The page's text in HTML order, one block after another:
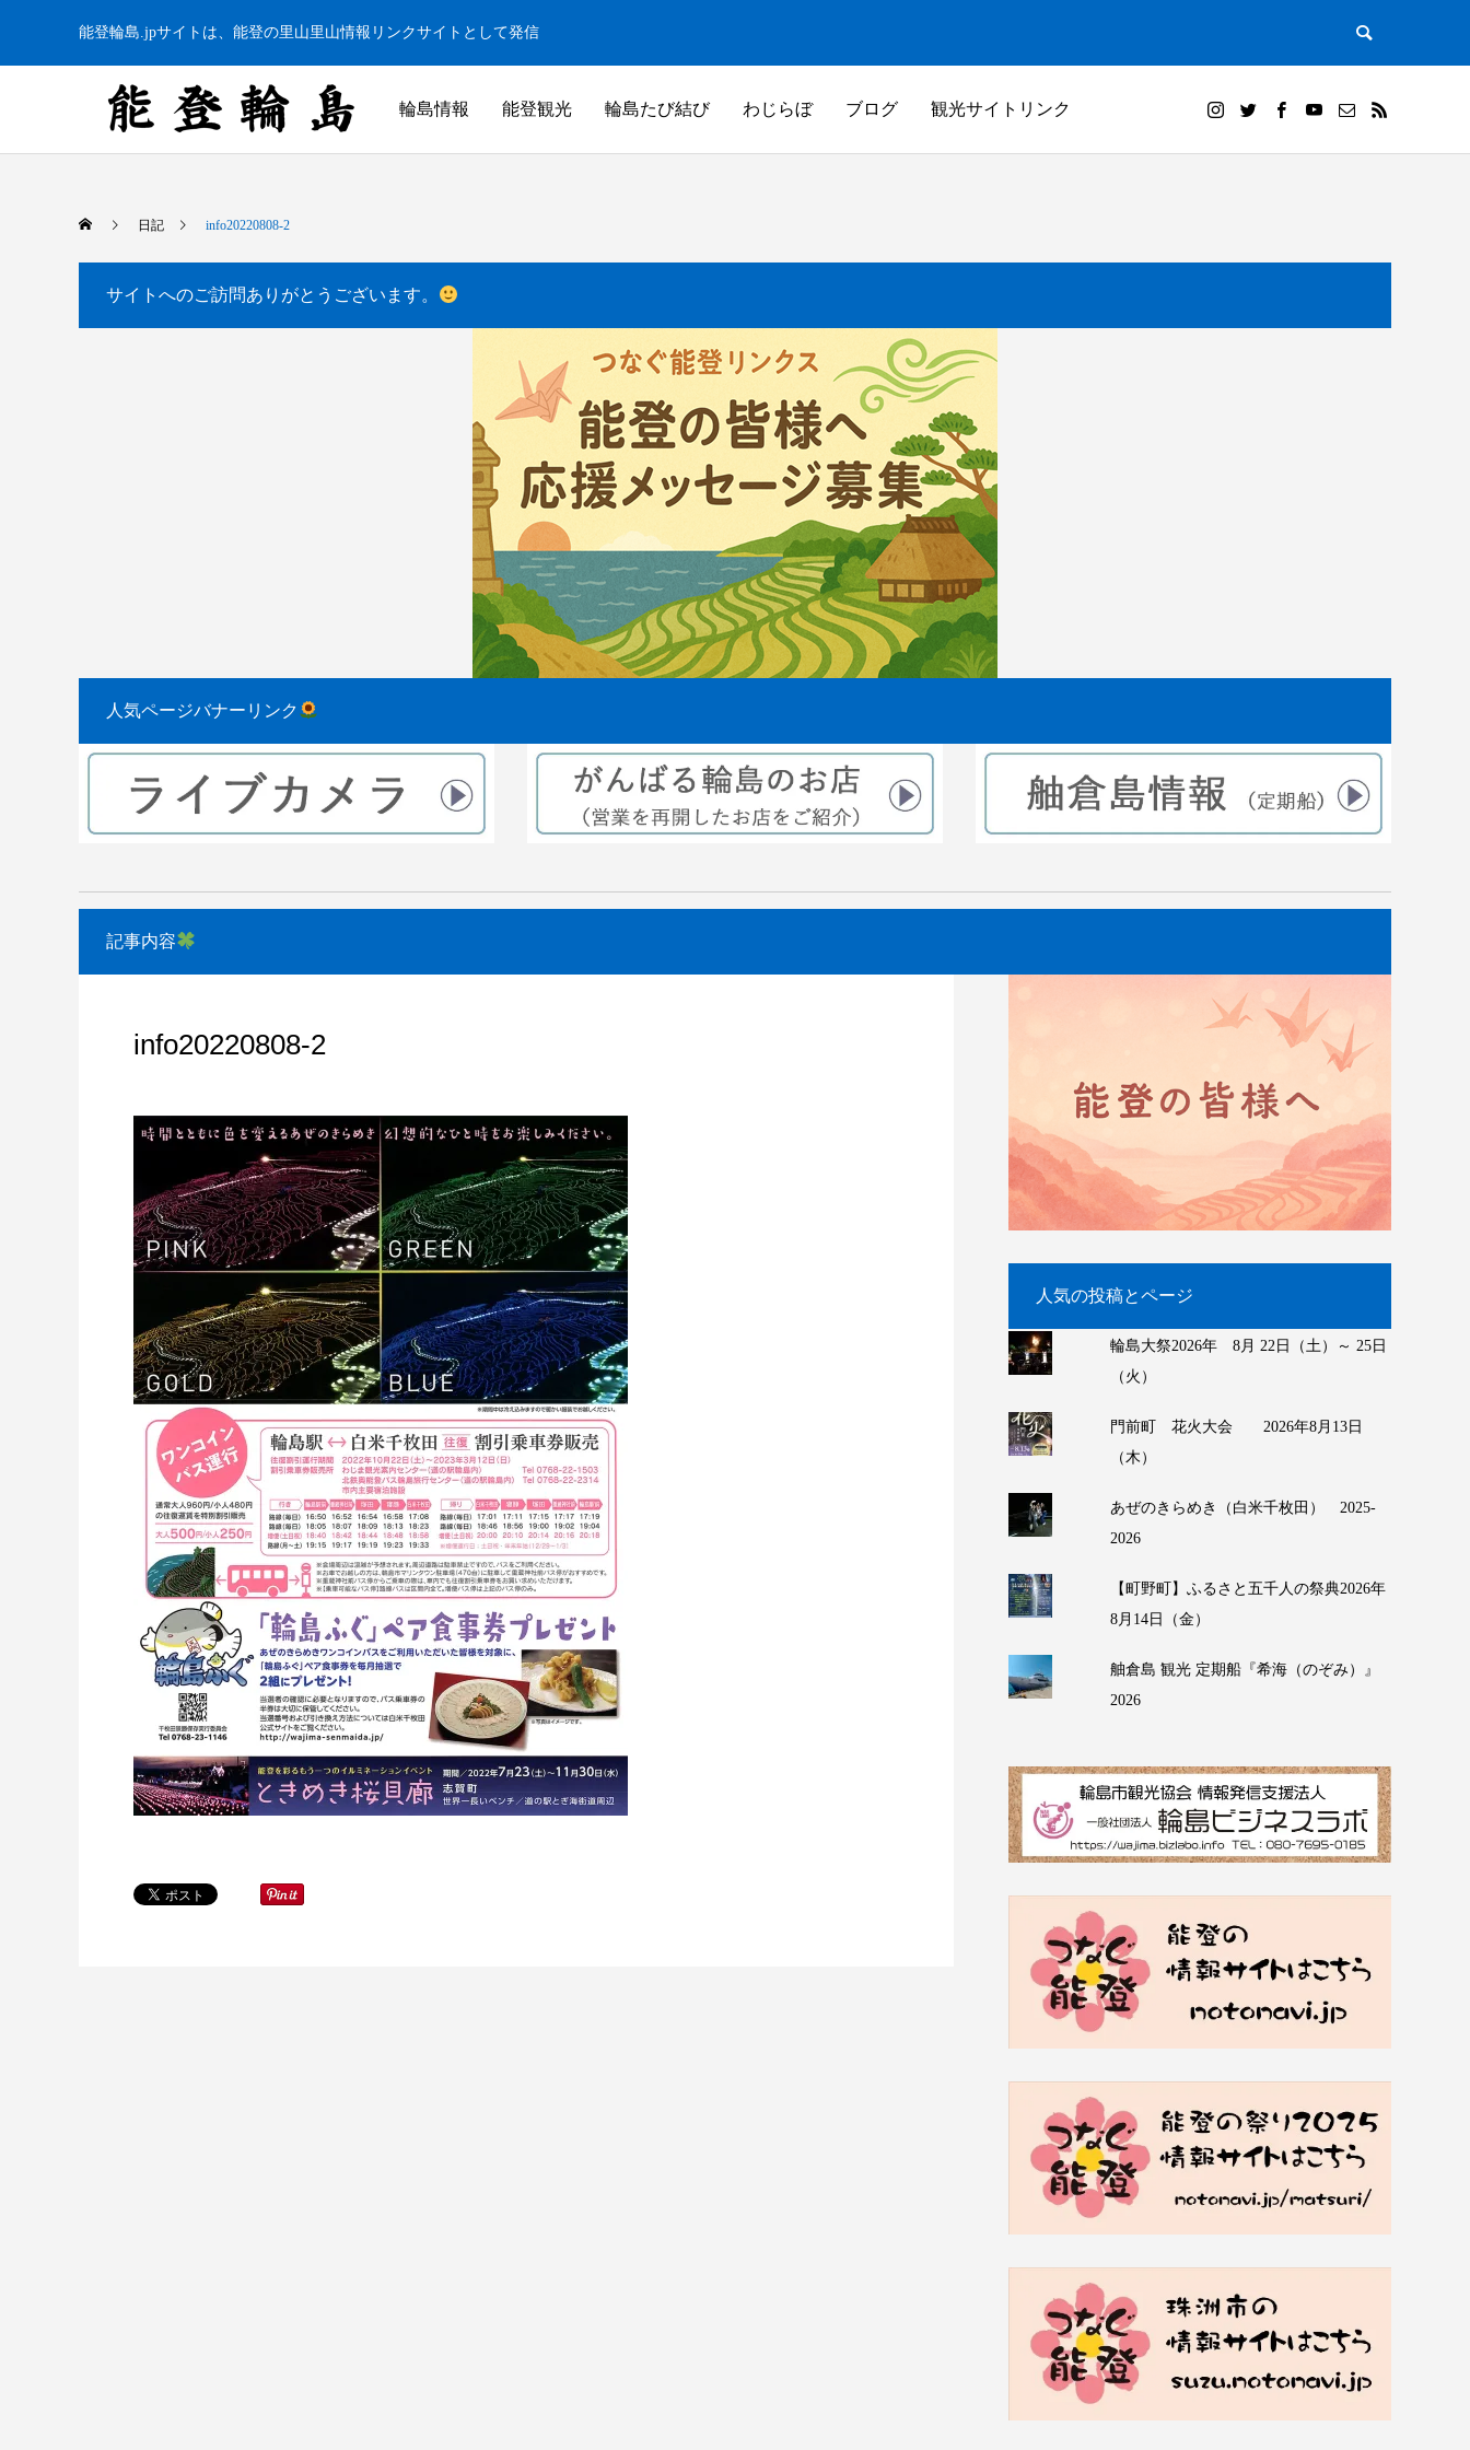
能登輪島.jpサイトは、能登の里山里山情報リンクサイトとして発信
輪島情報 能登観光 輪島たび結び わじらぼ ブログ 観光サイトリンク
今日の白米千枚田
2022.04.10
白米千枚田オーナー田（山崎賢人）｜田植
えから3ヶ月後稲穂が出来てきました。
2021.08.06
日記 info20220808-2
サイトへのご訪問ありがとうございます。
人気ページバナーリンク
記事内容
info20220808-2
人気の投稿とページ
輪島大祭2026年 8月 22日（土）～ 25日
（火）
門前町 花火大会 2026年8月13日
（木）
あぜのきらめき（白米千枚田） 2025-
2026
【町野町】ふるさと五千人の祭典2026年
8月14日（金）
舳倉島 観光 定期船『希海（のぞみ）』
2026